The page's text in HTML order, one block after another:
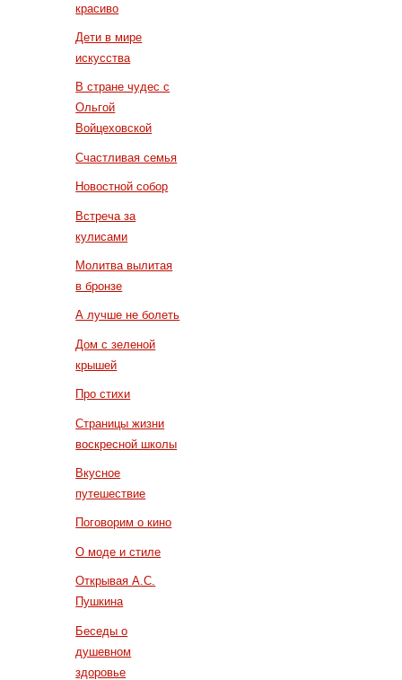
красиво
Дети в мире
искусства
В стране чудес с
Ольгой
Войцеховской
Счастливая семья
Новостной собор
Встреча за
кулисами
Молитва вылитая
в бронзе
А лучше не болеть
Дом с зеленой
крышей
Про стихи
Страницы жизни
воскресной школы
Вкусное
путешествие
Поговорим о кино
О моде и стиле
Открывая А.С.
Пушкина
Беседы о
душевном
здоровье